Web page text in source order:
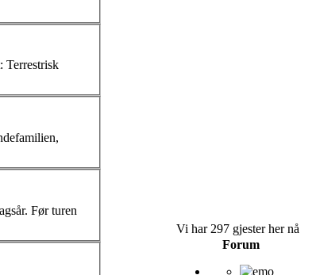
Før turen
Vi har 297 gjester her nå
Forum